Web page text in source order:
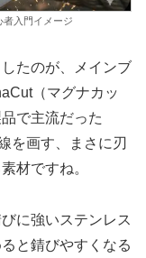
入門イメージ
たのが、メインブ
（マグナカッ
で主流だった
を画す、まさに刃
材ですね。
に強いステンレス
と錆びやすくなる